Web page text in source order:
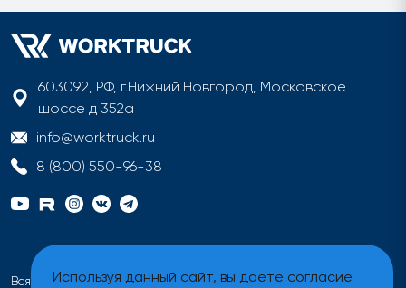
Используя данный сайт, вы даете согласие
603092, РФ, г.Нижний Новгород, Московское
шоссе д 352а
info@worktruck.ru
8 (800) 550-96-38
Вся информация на сайте имеет исключительно